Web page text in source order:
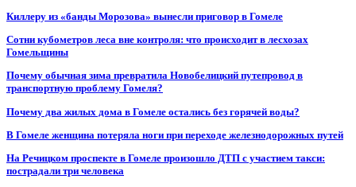
Киллеру из «банды Морозова» вынесли приговор в Гомеле
Сотни кубометров леса вне контроля: что происходит в лесхозах
Гомельщины
Почему обычная зима превратила Новобелицкий путепровод в
транспортную проблему Гомеля?
Почему два жилых дома в Гомеле остались без горячей воды?
В Гомеле женщина потеряла ноги при переходе железнодорожных путей
На Речицком проспекте в Гомеле произошло ДТП с участием такси:
пострадали три человека